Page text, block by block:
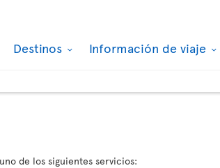
Destinos Información de viaje
de los siguientes servicios: